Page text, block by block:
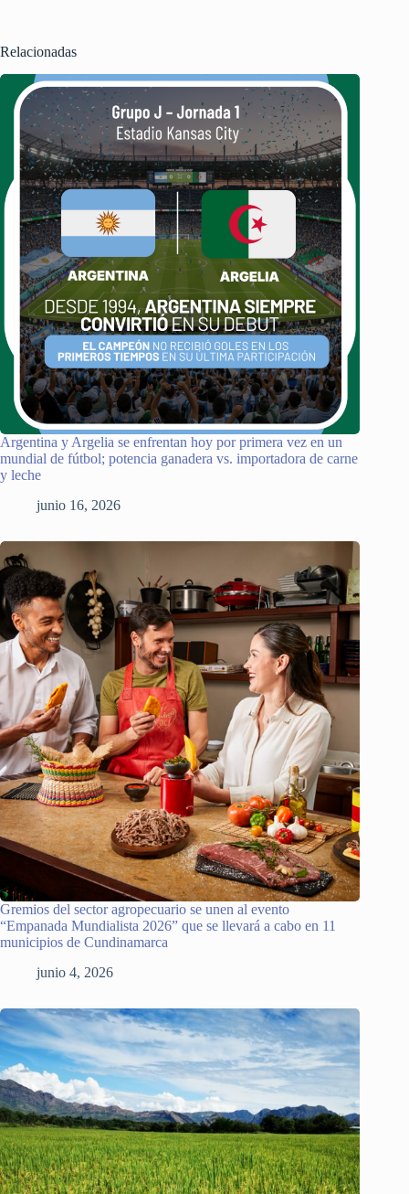
Relacionadas
Argentina y Argelia se enfrentan hoy por primera vez en un
mundial de fútbol; potencia ganadera vs. importadora de carne
y leche
junio 16, 2026
Gremios del sector agropecuario se unen al evento
“Empanada Mundialista 2026” que se llevará a cabo en 11
municipios de Cundinamarca
junio 4, 2026